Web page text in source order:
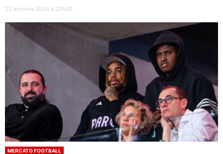
22 octobre 2024 à 22h00
MERCATO FOOTBALL